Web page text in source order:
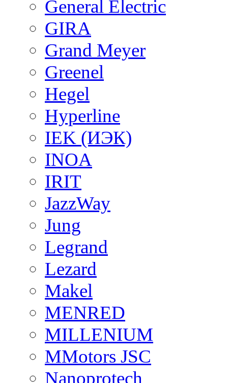
General Electric
GIRA
Grand Meyer
Greenel
Hegel
Hyperline
IEK (ИЭК)
INOA
IRIT
JazzWay
Jung
Legrand
Lezard
Makel
MENRED
MILLENIUM
MMotors JSC
Nanoprotech